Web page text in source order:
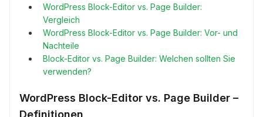
WordPress Block-Editor vs. Page Builder:
Vergleich
WordPress Block-Editor vs. Page Builder: Vor- und
Nachteile
Block-Editor vs. Page Builder: Welchen sollten Sie
verwenden?
WordPress Block-Editor vs. Page Builder –